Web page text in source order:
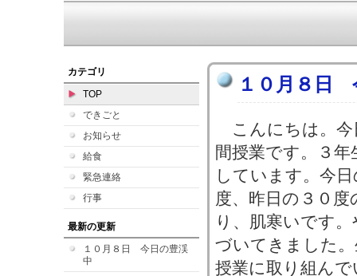
カテゴリ
TOP
できごと
お知らせ
給食
緊急連絡
行事
最新の更新
１０月８日 今日の豊渓
中
１０月８日
こんにちは。今
間授業です。３
しています。今
度、昨日の３０
り、肌寒いです
づいてきました
授業に取り組ん